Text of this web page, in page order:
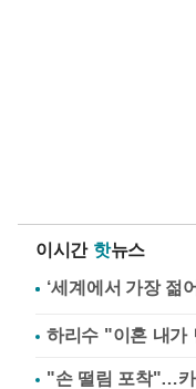
이시간 핫뉴스
하리수 "이혼 내가
"손 떨림 포착"…카